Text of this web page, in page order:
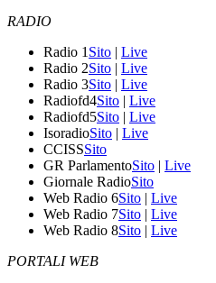
RADIO
Radio 1 Sito | Live
Radio 2Sito | Live
Radio 3Sito | Live
Radiofd4Sito | Live
Radiofd5Sito | Live
IsoradioSito | Live
CCISSSito
GR ParlamentoSito | Live
Giornale RadioSito
Web Radio 6Sito | Live
Web Radio 7Sito | Live
Web Radio 8Sito | Live
PORTALI WEB